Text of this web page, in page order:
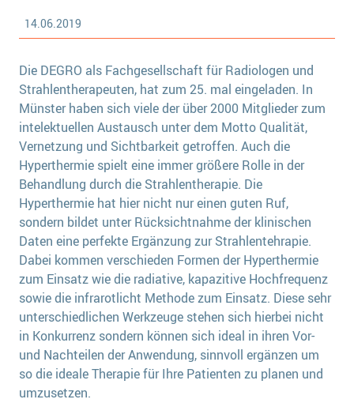
14.06.2019
Die DEGRO als Fachgesellschaft für Radiologen und
Strahlentherapeuten, hat zum 25. mal eingeladen. In
Münster haben sich viele der über 2000 Mitglieder zum
intelektuellen Austausch unter dem Motto Qualität,
Vernetzung und Sichtbarkeit getroffen. Auch die
Hyperthermie spielt eine immer größere Rolle in der
Behandlung durch die Strahlentherapie. Die
Hyperthermie hat hier nicht nur einen guten Ruf,
sondern bildet unter Rücksichtnahme der klinischen
Daten eine perfekte Ergänzung zur Strahlentehrapie.
Dabei kommen verschieden Formen der Hyperthermie
zum Einsatz wie die radiative, kapazitive Hochfrequenz
sowie die infrarotlicht Methode zum Einsatz. Diese sehr
unterschiedlichen Werkzeuge stehen sich hierbei nicht
in Konkurrenz sondern können sich ideal in ihren Vor-
und Nachteilen der Anwendung, sinnvoll ergänzen um
so die ideale Therapie für Ihre Patienten zu planen und
umzusetzen.